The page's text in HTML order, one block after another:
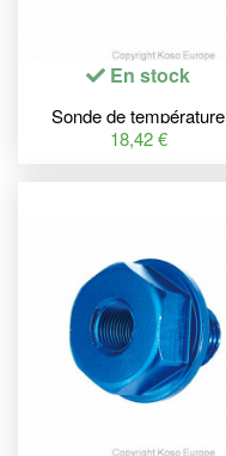
En stock
Sonde de température
M12xP1.5 - 150°C Koso
18,42 €